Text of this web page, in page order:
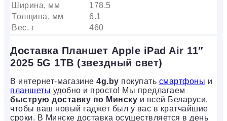
Ширина, мм
178.5
Толщина, мм
6.1
Вес, г
460
Доставка Планшет Apple iPad Air 11″
2025 5G 1TB (звездный свет)
В интернет-магазине 4g.by покупать смартфоны и
планшеты удобно и просто! Мы предлагаем
быструю доставку по Минску и всей Беларуси,
чтобы ваш новый гаджет был у вас в кратчайшие
сроки. В Минске доставка осуществляется в день